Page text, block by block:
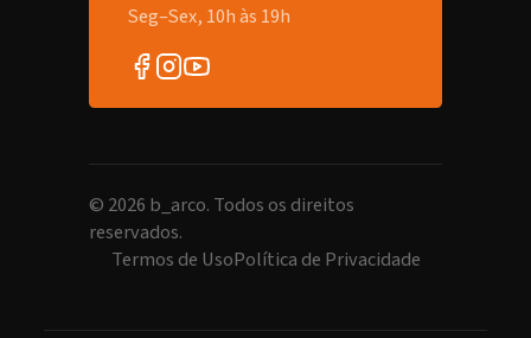
Seg–Sex, 10h às 19h
© 2026 b_arco. Todos os direitos
reservados.
Termos de UsoPolítica de Privacidade